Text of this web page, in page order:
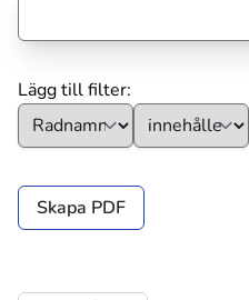
Lägg till filter:
Skapa PDF